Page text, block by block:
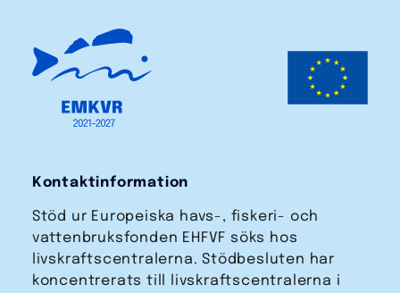
Kontaktinformation
Stöd ur Europeiska havs-, fiskeri- och
vattenbruks­fonden EHFVF söks hos
livskraftscentralerna. Stödbesluten har
koncentrerats till livskraftscentralerna i